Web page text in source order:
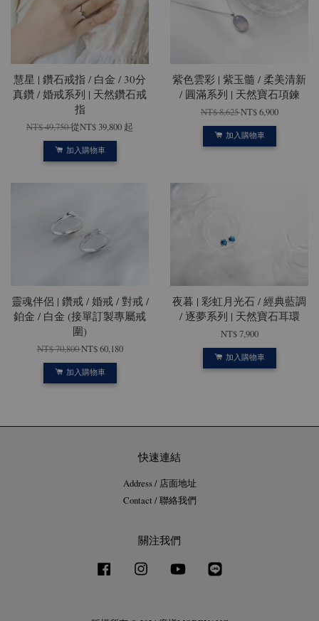
慧星 | 鑽石戒指 / 白金 / 30分
真鑽 / 婚戒系列 | 天然鑽石戒
指
NT$ 49,750從NT$ 39,800 起
加入購物車
紫色雲彩 | 紫玉髓 / 柔美清新
/ 圓滿系列 | 天然寶石項鍊
NT$ 8,625NT$ 6,900
加入購物車
靈魂伴侶 | 鑽戒 / 婚戒 / 對戒 /
鉑金 / 白金 (接單訂製專屬戒
圍)
NT$ 70,800NT$ 60,180
加入購物車
夜暮 | 彩虹月光石 / 經典藍調
/ 逐夢系列 | 天然寶石耳環
NT$ 7,900
加入購物車
快速連結
Address / 店面地址
Contact / 聯絡我們
關注我們
Facebook Instagram YouTube